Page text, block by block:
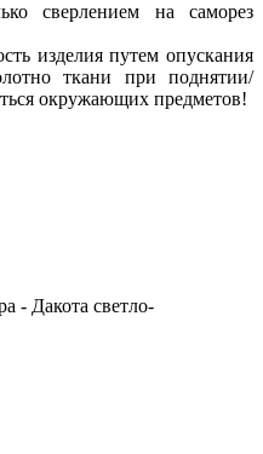
сверлением на саморез
изделия путем опускания
ткани при поднятии/
окружающих предметов!
- Дакота светло-